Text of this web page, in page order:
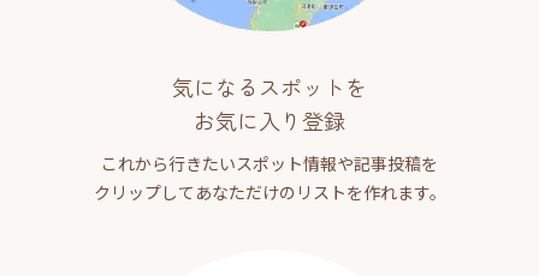
気になるスポットを
お気に入り登録
これから行きたいスポット情報や記事投稿を
クリップしてあなただけのリストを作れます。